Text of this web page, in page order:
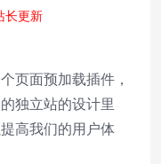
长更新
页面预加载插件，
独立站的设计里
高我们的用户体